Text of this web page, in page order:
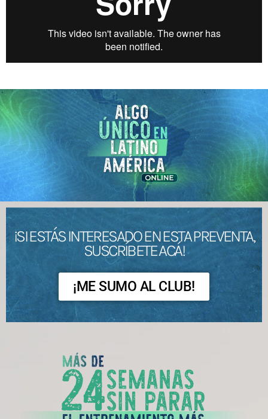
¡SI ESTÁS INTERESADO EN ESTA PREVENTA,
SUSCRÍBETE ACÁ!
¡ME SUMO AL CLUB!